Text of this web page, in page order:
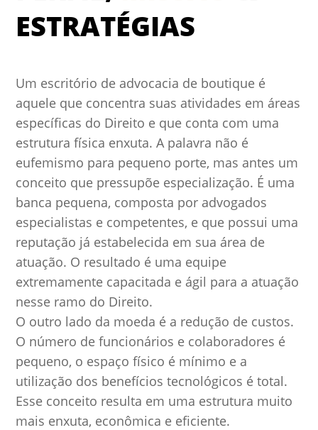
ESTRATÉGIAS
Um escritório de advocacia de boutique é
aquele que concentra suas atividades em áreas
específicas do Direito e que conta com uma
estrutura física enxuta. A palavra não é
eufemismo para pequeno porte, mas antes um
conceito que pressupõe especialização. É uma
banca pequena, composta por advogados
especialistas e competentes, e que possui uma
reputação já estabelecida em sua área de
atuação. O resultado é uma equipe
extremamente capacitada e ágil para a atuação
nesse ramo do Direito.
O outro lado da moeda é a redução de custos.
O número de funcionários e colaboradores é
pequeno, o espaço físico é mínimo e a
utilização dos benefícios tecnológicos é total.
Esse conceito resulta em uma estrutura muito
mais enxuta, econômica e eficiente.